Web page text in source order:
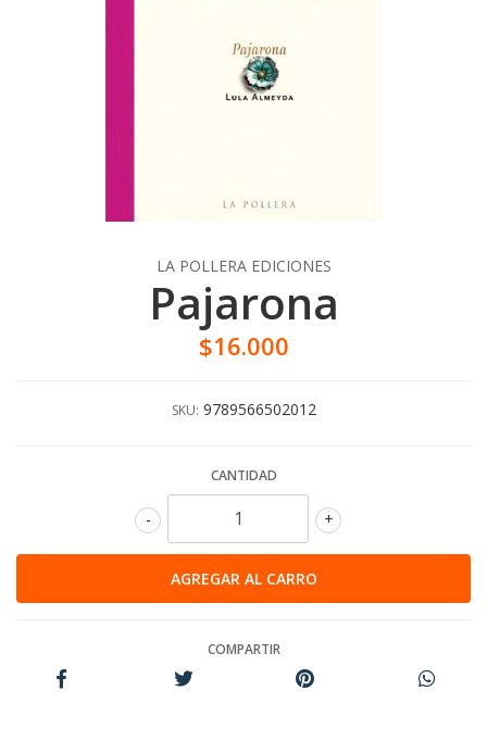
LA POLLERA EDICIONES
Pajarona
$16.000
SKU: 9789566502012
CANTIDAD
+
-
COMPARTIR